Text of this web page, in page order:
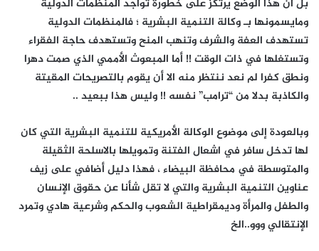
بل أن هذا الوضع يرتكز على خطورة تواجد المنظمات الدولية
ومايسمونها بـ وكالة التنمية البشرية ؛ فالمنظمات الدولية
تستهدف العفة والشرف وتنهب المنح وتستهدف حاجة الفقراء
وتستغلها في ذات الوقت !! أما المبعوث الأممي الذي صمت دهرا
ونطق كفرا لم نعد ننتظر منه الا أن يقوم بالتصريحات المقيتة
والكاذبة بدلا من “ترامب” نفسه !! وليس هذا ببعيد ..
وبالعودة إلى موضوع الوكالة الأمريكية للتنمية البشرية التي كان
لها تدخل سافر في اشعال الفتنة وتمويلها بالاسلحة الثقيلة
والمتوسطة في محافظة البيضاء ، فهذا دليل أضافي على زيف
عناوين التنمية البشرية والتي لا تقل شأنا عن حقوق الإنسان
والطفل والمرأة وديمقراطية الشعوب والحكم وشرعية هادي وتمرد
الإنتقالي ووو..الخ